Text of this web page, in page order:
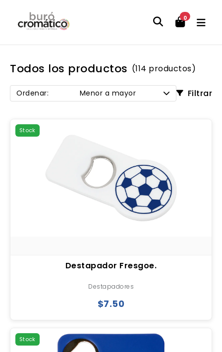
0
Todos los productos (114 productos)
Ordenar: Menor a mayor Filtrar
Stock
Destapador Fresgoe.
Destapadores
$7.50
Stock